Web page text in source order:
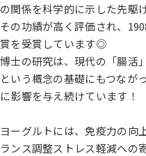
の関係を科学的に示した先駆
その功績が高く評価され、
賞を受賞しています◎
博士の研究は、現代の「腸活
という概念の基礎にもつなが
に影響を与え続けています！
ヨーグルトには、免疫力の向
ランス調整ストレス軽減への